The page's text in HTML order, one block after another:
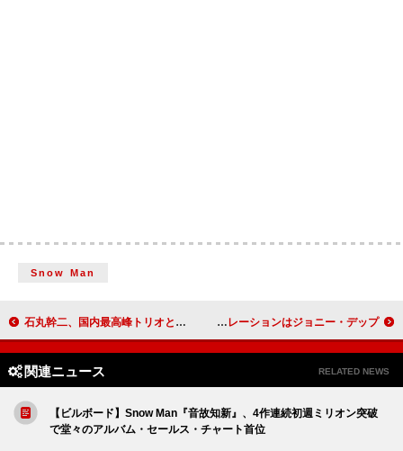
Snow Man
石丸幹二、国内最高峰トリオと描く一夜限りの“音の物語”ステージを大阪で開催へ ドアーズ、4Kリマスター映画が12/4世界同時上映 ナレーションはジョニー・デップ
関連ニュース RELATED NEWS
【ビルボード】Snow Man『音故知新』、4作連続初週ミリオン突破
で堂々のアルバム・セールス・チャート首位